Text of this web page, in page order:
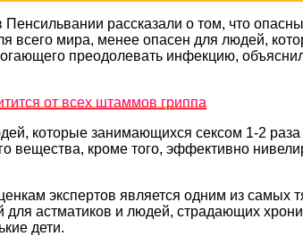
Пенсильвании рассказали о том, что
всего мира, менее опасен для людей,
преодолевать инфекцию,
от всех штаммов гриппа
которые занимающихся сексом 1-2
вещества, кроме того, эффективно
экспертов является одним из
для астматиков и людей, страдающих
дети.